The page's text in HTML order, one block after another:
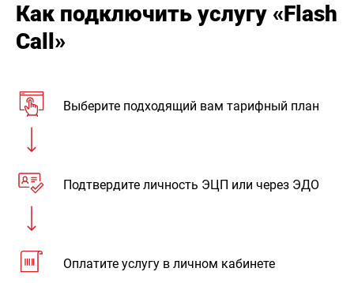
Как подключить услугу «Flash
Call»
Выберите подходящий вам тарифный план
Подтвердите личность ЭЦП или через ЭДО
Оплатите услугу в личном кабинете